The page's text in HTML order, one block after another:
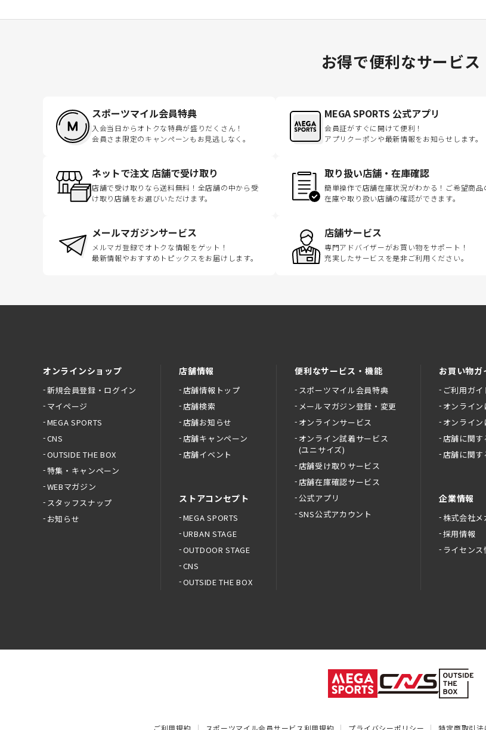
お得で便利なサービス
スポーツマイル会員特典
入会当日からオトクな特典が盛りだくさん！
会員さま限定のキャンペーンもお見逃しなく。
MEGA SPORTS 公式アプリ
会員証がすぐに開けて便利！
アプリクーポンや最新情報をお知らせします。
ネットで注文 店舗で受け取り
店舗で受け取りなら送料無料！全店舗の中から受
け取り店舗をお選びいただけます。
取り扱い店舗・在庫確認
簡単操作で店舗在庫状況がわかる！ご希望商品
在庫や取り扱い店舗の確認ができます。
メールマガジンサービス
メルマガ登録でオトクな情報をゲット！
最新情報やおすすめトピックスをお届けします。
店舗サービス
専門アドバイザーがお買い物をサポート！
充実したサービスを是非ご利用ください。
オンラインショップ
新規会員登録・ログイン
マイページ
MEGA SPORTS
CNS
OUTSIDE THE BOX
特集・キャンペーン
WEBマガジン
スタッフスナップ
お知らせ
店舗情報
店舗情報トップ
店舗検索
店舗お知らせ
店舗キャンペーン
店舗イベント
ストアコンセプト
MEGA SPORTS
URBAN STAGE
OUTDOOR STAGE
CNS
OUTSIDE THE BOX
便利なサービス・機能
スポーツマイル会員特典
メールマガジン登録・変更
オンラインサービス
オンライン試着サービス
(ユニサイズ)
店舗受け取りサービス
店舗在庫確認サービス
公式アプリ
SNS公式アカウント
お買い物ガ
ご利用ガイ
オンライ
オンライ
店舗に関
店舗に関
企業情報
株式会社
採用情報
ライセンス
ご利用規約 スポーツマイル会員サービス利用規約 プライバシーポリシー 特定商取引